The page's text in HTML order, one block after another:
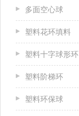
多面空心球
塑料花环填料
塑料十字球形环
塑料阶梯环
塑料环保球